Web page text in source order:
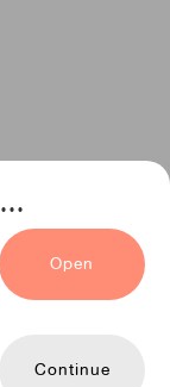
Open
Continue
ดยุคแวมไพร์